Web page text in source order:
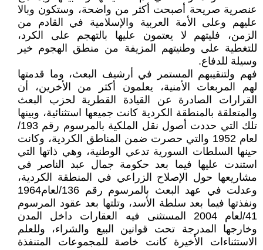
عنصرية صريحة أصبحت أكثر من واضحة، وستكون وبالا
عليهم وعلى الأمة العربية والإسلامية في القادم من
الزمن، فليتهم لا يعتمون عليها بالتهجم على الكرد،
للتغطية على وطنيتهم المزيفة من منطق الهجوم خير
وسيلة للدفاع.
فهم ولتنقيبهم المستمر في أرشيف البعث، وما قدمتها
لهم المربعات الأمنية، يعلمون أكثر من الأخرين، أن
القرارات الصادرة عن القيادة القطرية لحزب البعث
والمتعلقة بالمنطقة الكردية كانت جميعها استثنائية، وبينها
تلك التي حددت أصول نقل الملكية بالمرسوم رقم 193/
لعام 1952 والتي حصرت ضمن المناطق الكردية، وكانت
حينها السلطات السورية تدعي الوطنية، وهي ذاتها التي
استندت عليها فيما بعد حكومة جمال عبد الناصر في
مشاريعها حول الإصلاح الزراعي في المنطقة الكردية،
وعدلت في عهد البعث بالمرسوم رقم 136/لعام1964
ونفذتها فيما بعد سلطة الأسد، وتلتها بعد عقود المرسوم
41/لعام 2004 المستثنى فيه العقارات داخل المدن
وخارجها المدرجة تحت قوانين البيع والشراء، وللعلم
الاستثناءات الأخيرة كانت خاصة للمجموعات المتنفذة